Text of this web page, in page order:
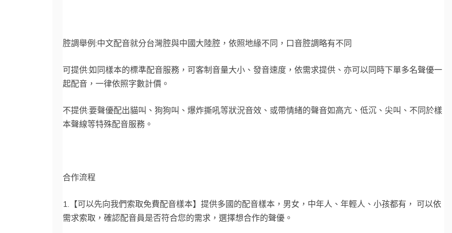
腔調舉例:中文配音就分台灣腔與中國大陸腔，依照地緣不同，口音腔調略有不同
可提供:如同樣本的標準配音服務，可客制音量大小、發音速度，依需求提供、亦可以同時下單多名聲優一
起配音，一律依照字數計價。
不提供:要聲優配出貓叫、狗狗叫、爆炸撕吼等狀況音效、或帶情緒的聲音如高亢、低沉、尖叫、不同於樣
本聲線等特殊配音服務。
合作流程
1.【可以先向我們索取免費配音樣本】提供多國的配音樣本，男女，中年人、年輕人、小孩都有， 可以依
需求索取，確認配音員是否符合您的需求，選擇想合作的聲優。